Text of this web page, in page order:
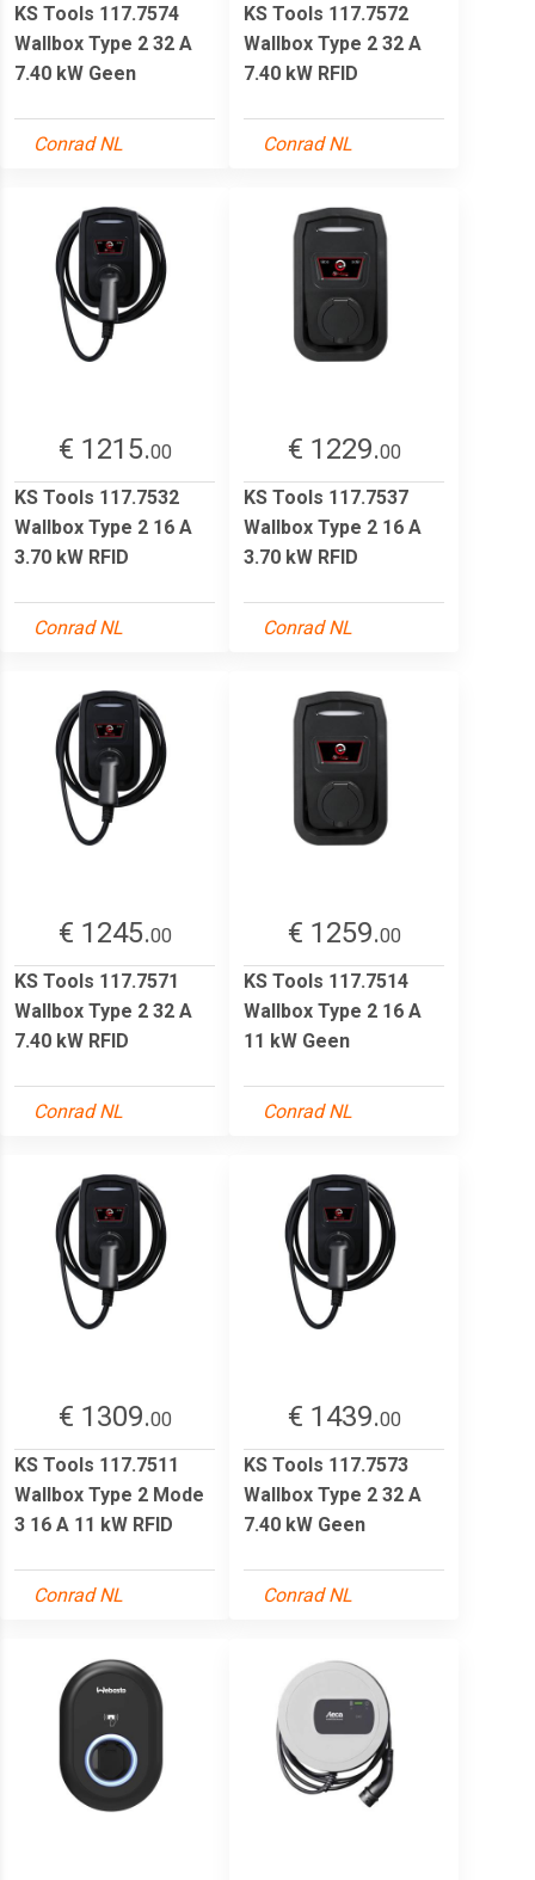
KS Tools 117.7574
Wallbox Type 2 32 A
7.40 kW Geen
Conrad NL
KS Tools 117.7572
Wallbox Type 2 32 A
7.40 kW RFID
Conrad NL
€ 1215.00
KS Tools 117.7532
Wallbox Type 2 16 A
3.70 kW RFID
Conrad NL
€ 1229.00
KS Tools 117.7537
Wallbox Type 2 16 A
3.70 kW RFID
Conrad NL
€ 1245.00
KS Tools 117.7571
Wallbox Type 2 32 A
7.40 kW RFID
Conrad NL
€ 1259.00
KS Tools 117.7514
Wallbox Type 2 16 A
11 kW Geen
Conrad NL
€ 1309.00
KS Tools 117.7511
Wallbox Type 2 Mode
3 16 A 11 kW RFID
Conrad NL
€ 1439.00
KS Tools 117.7573
Wallbox Type 2 32 A
7.40 kW Geen
Conrad NL